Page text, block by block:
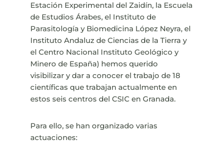
Estación Experimental del Zaidín, la Escuela
de Estudios Árabes, el Instituto de
Parasitología y Biomedicina López Neyra, el
Instituto Andaluz de Ciencias de la Tierra y
el Centro Nacional Instituto Geológico y
Minero de España) hemos querido
visibilizar y dar a conocer el trabajo de 18
científicas que trabajan actualmente en
estos seis centros del CSIC en Granada.
Para ello, se han organizado varias
actuaciones: